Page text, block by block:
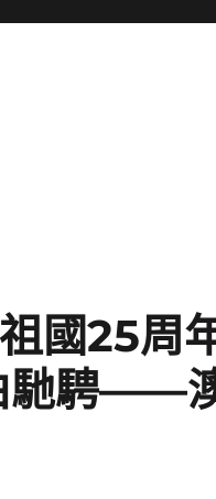
國25周
馳騁——